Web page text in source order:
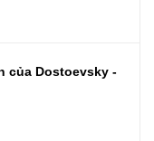
của Dostoevsky -